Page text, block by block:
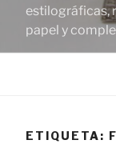
estilográficas,
papel y
ETIQUETA: